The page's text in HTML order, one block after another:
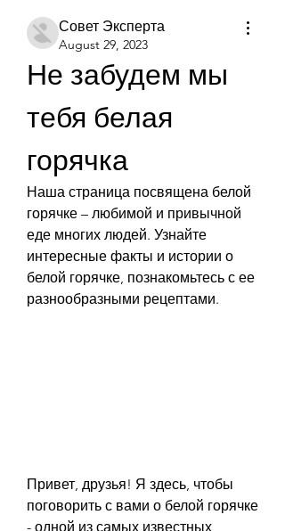
Совет Эксперта
August 29, 2023
Не забудем мы
тебя белая
горячка
Наша страница посвящена белой
горячке – любимой и привычной
еде многих людей. Узнайте
интересные факты и истории о
белой горячке, познакомьтесь с ее
разнообразными рецептами.
Привет, друзья! Я здесь, чтобы
поговорить с вами о белой горячке
- одной из самых известных